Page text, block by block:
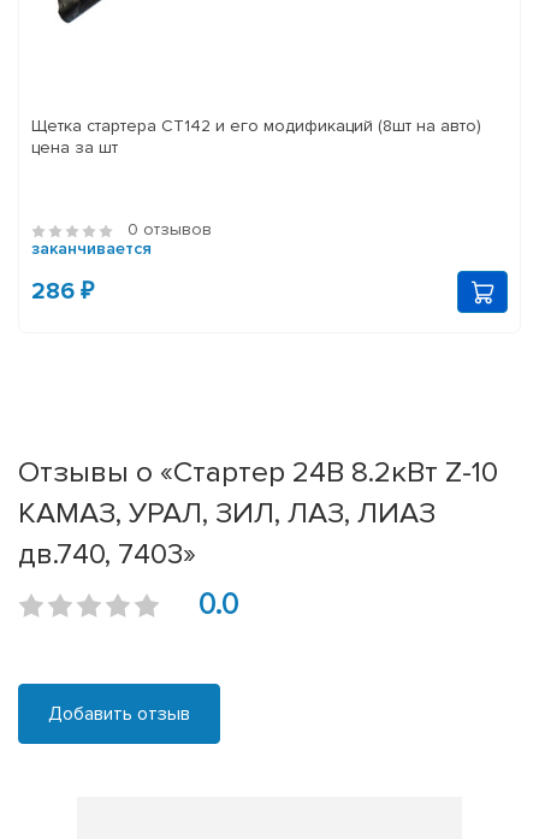
Щетка стартера СТ142 и его модификаций (8шт на авто)
цена за шт
0 отзывов
заканчивается
286 ₽
Отзывы о «Стартер 24В 8.2кВт Z-10
КАМАЗ, УРАЛ, ЗИЛ, ЛАЗ, ЛИАЗ
дв.740, 7403»
0.0
Добавить отзыв